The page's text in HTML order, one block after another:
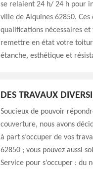
se relaient 24 h/ 24 h pour
ville de Alquines 62850.
qualifications nécessaires
remettre en état votre
étanche, esthétique et
DES TRAVAUX
Soucieux de pouvoir
couverture, nous avons
à part s’occuper de vos
62850 ; vous pouvez aussi
Service pour s’occuper : du